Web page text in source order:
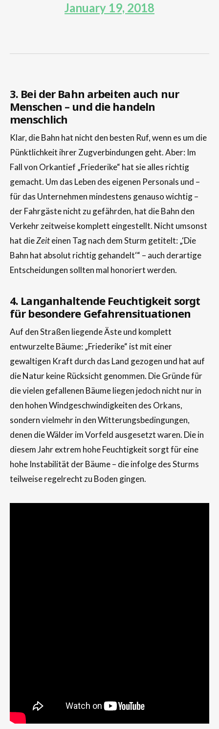
January 19, 2018
3. Bei der Bahn arbeiten auch nur
Menschen – und die handeln
menschlich
Klar, die Bahn hat nicht den besten Ruf, wenn es um die
Pünktlichkeit ihrer Zugverbindungen geht. Aber: Im
Fall von Orkantief „Friederike“ hat sie alles richtig
gemacht. Um das Leben des eigenen Personals und –
für das Unternehmen mindestens genauso wichtig –
der Fahrgäste nicht zu gefährden, hat die Bahn den
Verkehr zeitweise komplett eingestellt. Nicht umsonst
hat dieZeiteinen Tag nach dem Sturm getitelt: „‘Die
Bahn hat absolut richtig gehandelt‘“ – auch derartige
Entscheidungen sollten mal honoriert werden.
4. Langanhaltende Feuchtigkeit sorgt
für besondere Gefahrensituationen
Auf den Straßen liegende Äste und komplett
entwurzelte Bäume: „Friederike“ ist mit einer
gewaltigen Kraft durch das Land gezogen und hat auf
die Natur keine Rücksicht genommen. Die Gründe für
die vielen gefallenen Bäume liegen jedoch nicht nur in
den hohen Windgeschwindigkeiten des Orkans,
sondern vielmehr in den Witterungsbedingungen,
denen die Wälder im Vorfeld ausgesetzt waren. Die in
diesem Jahr extrem hohe Feuchtigkeit sorgt für eine
hohe Instabilität der Bäume – die infolge des Sturms
teilweise regelrecht zu Boden gingen.